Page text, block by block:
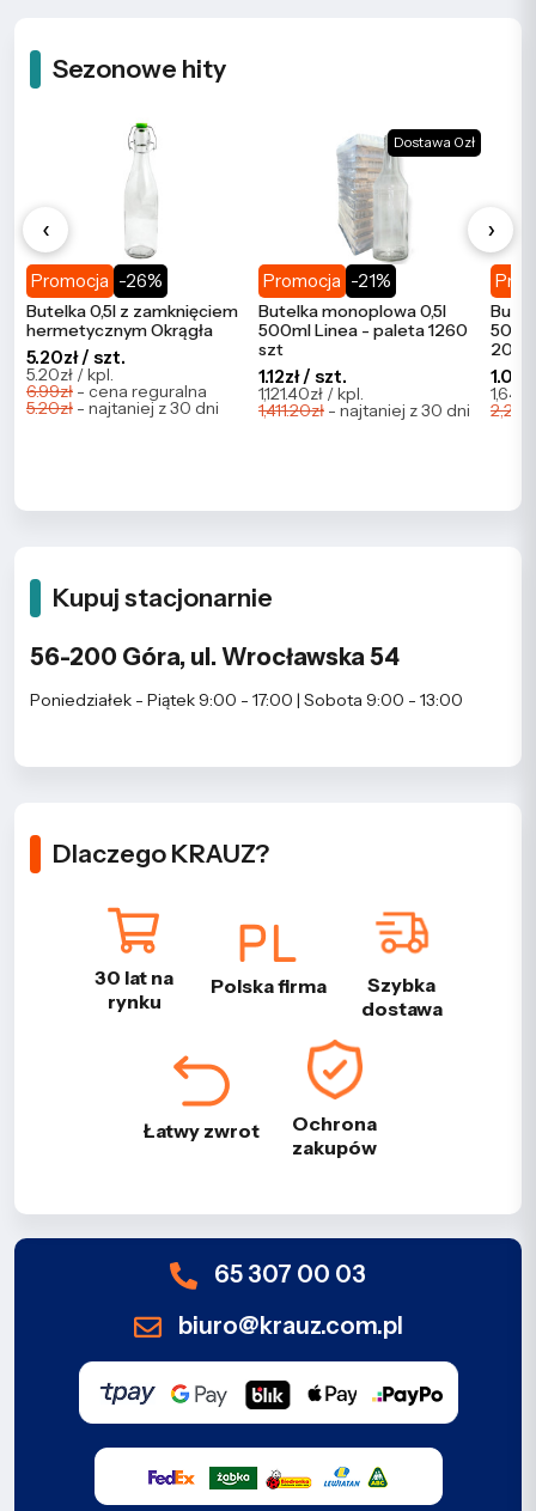
Sezonowe hity
‹
Promocja -26%
Butelka 0,5l z zamknięciem
hermetycznym Okrągła
5.20zł / szt.
5.20zł / kpl.
6.99zł - cena reguralna
5.20zł - najtaniej z 30 dni
Dostawa 0zł
Promocja -21%
Butelka monoplowa 0,5l
500ml Linea - paleta 1260
szt
1.12zł / szt.
1,121.40zł / kpl.
1,411.20zł - najtaniej z 30 dni
›
Kupuj stacjonarnie
56-200 Góra, ul. Wrocławska 54
Poniedziałek - Piątek 9:00 - 17:00 | Sobota 9:00 - 13:00
Dlaczego KRAUZ?
30 lat na
rynku
Polska firma
Szybka
dostawa
Łatwy zwrot
Ochrona
zakupów
65 307 00 03
biuro@krauz.com.pl